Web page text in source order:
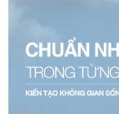
mang lại sự tiện nghi
đình.
Bài viết đã tổng hợp
những lưu ý khi lựa